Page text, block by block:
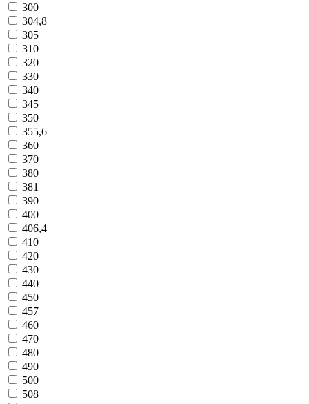
300
304,8
305
310
320
330
340
345
350
355,6
360
370
380
381
390
400
406,4
410
420
430
440
450
457
460
470
480
490
500
508